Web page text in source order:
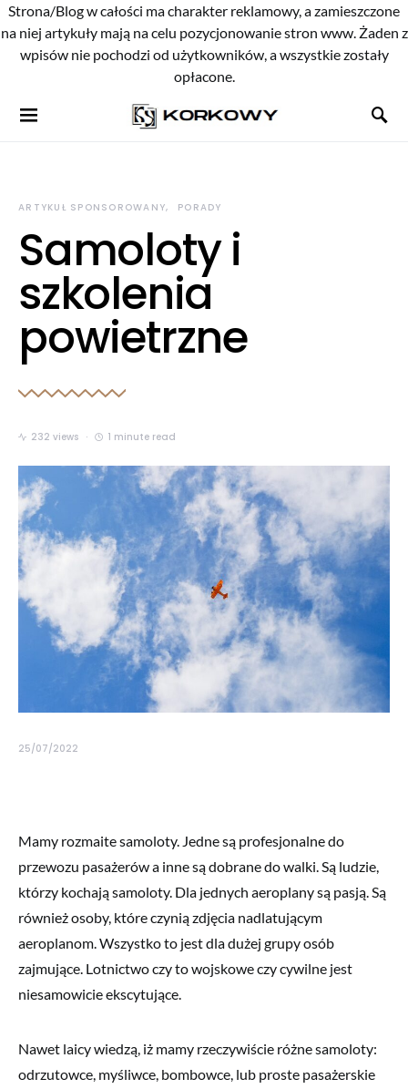
Strona/Blog w całości ma charakter reklamowy, a zamieszczone
na niej artykuły mają na celu pozycjonowanie stron www. Żaden z
wpisów nie pochodzi od użytkowników, a wszystkie zostały
opłacone.
ARTYKUŁ SPONSOROWANY PORADY
Samoloty i
szkolenia
powietrzne
232 views 1 minute read
25/07/2022
Mamy rozmaite samoloty. Jedne są profesjonalne do
przewozu pasażerów a inne są dobrane do walki. Są ludzie,
którzy kochają samoloty. Dla jednych aeroplany są pasją. Są
również osoby, które czynią zdjęcia nadlatującym
aeroplanom. Wszystko to jest dla dużej grupy osób
zajmujące. Lotnictwo czy to wojskowe czy cywilne jest
niesamowicie ekscytujące.
Nawet laicy wiedzą, iż mamy rzeczywiście różne samoloty:
odrzutowce, myśliwce, bombowce, lub proste pasażerskie